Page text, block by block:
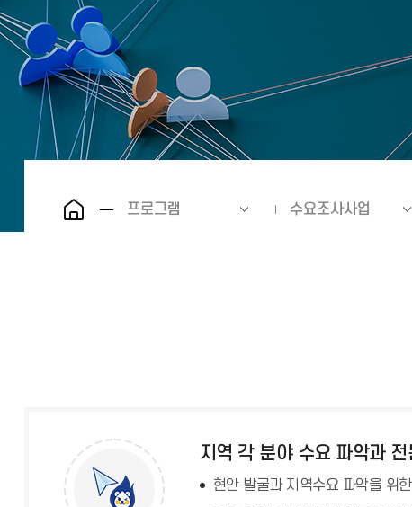
프로그램 수요조사사업
지역 각 분야 수요 파악과
현안 발굴과 지역수요 파악을 위